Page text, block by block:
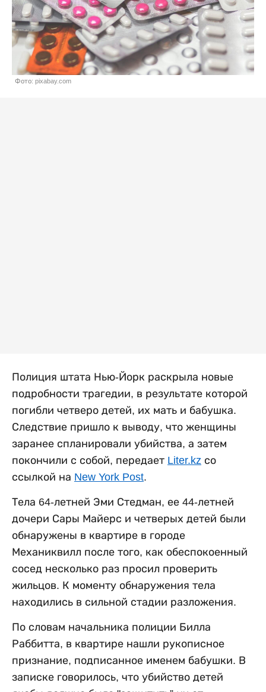
Фото: pixabay.com
Полиция штата Нью-Йорк раскрыла новые
подробности трагедии, в результате которой
погибли четверо детей, их мать и бабушка.
Следствие пришло к выводу, что женщины
заранее спланировали убийства, а затем
покончили с собой, передает Liter.kz со
ссылкой на New York Post.
Тела 64-летней Эми Стедман, ее 44-летней
дочери Сары Майерс и четверых детей были
обнаружены в квартире в городе
Механиквилл после того, как обеспокоенный
сосед несколько раз просил проверить
жильцов. К моменту обнаружения тела
находились в сильной стадии разложения.
По словам начальника полиции Билла
Раббитта, в квартире нашли рукописное
признание, подписанное именем бабушки. В
записке говорилось, что убийство детей